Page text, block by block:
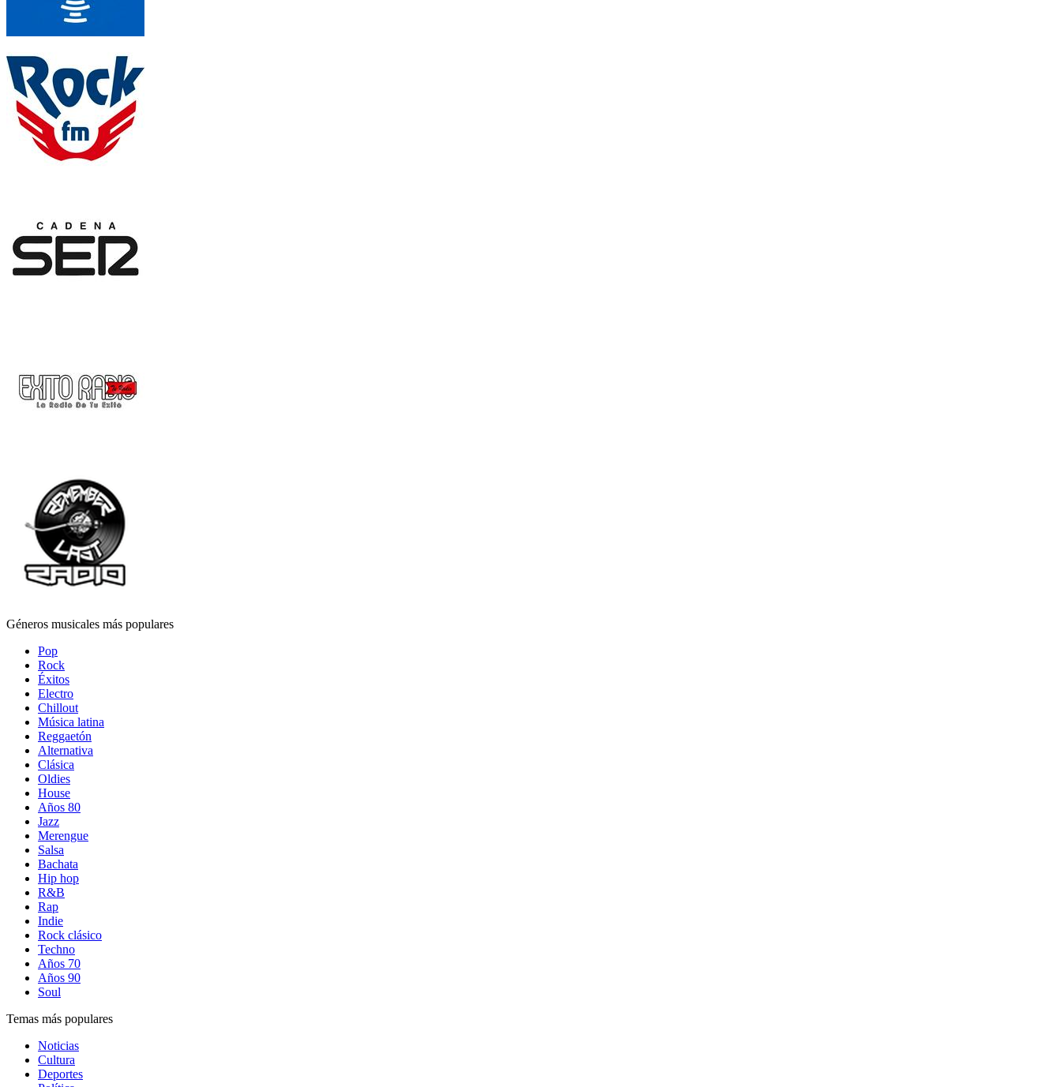
Géneros musicales más populares
Pop
Rock
Éxitos
Electro
Chillout
Música latina
Reggaetón
Alternativa
Clásica
Oldies
House
Años 80
Jazz
Merengue
Salsa
Bachata
Hip hop
R&B
Rap
Indie
Rock clásico
Techno
Años 70
Años 90
Soul
Temas más populares
Noticias
Cultura
Deportes